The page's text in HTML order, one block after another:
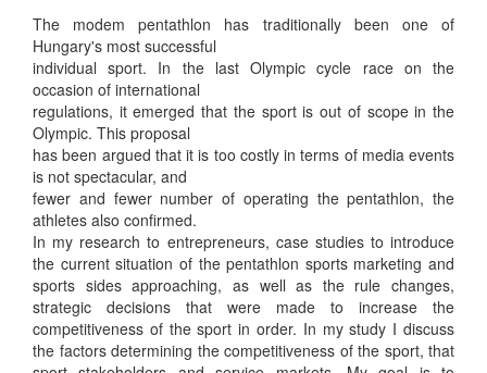
The modem pentathlon has traditionally been one of
Hungary's most successful
individual sport. In the last Olympic cycle race on the
occasion of international
regulations, it emerged that the sport is out of scope in the
Olympic. This proposal
has been argued that it is too costly in terms of media events
is not spectacular, and
fewer and fewer number of operating the pentathlon, the
athletes also confirmed.
In my research to entrepreneurs, case studies to introduce
the current situation of the pentathlon sports marketing and
sports sides approaching, as well as the rule changes,
strategic decisions that were made to increase the
competitiveness of the sport in order. In my study I discuss
the factors determining the competitiveness of the sport, that